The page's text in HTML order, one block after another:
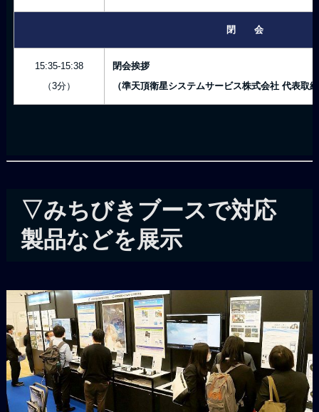
閉 会
15:35-15:38
（3分）
閉会挨拶
（準天頂衛星システムサービス株式会社 代表取
▽みちびきブースで対応
製品などを展示